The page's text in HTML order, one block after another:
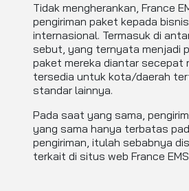
Tidak mengherankan, France
pengiriman paket kepada
internasional. Termasuk di
sebut, yang ternyata menjadi
paket mereka diantar secepat
tersedia untuk kota/daerah
standar lainnya.
Pada saat yang sama,
yang sama hanya terbatas
pengiriman, itulah sebabnya
terkait di situs web France